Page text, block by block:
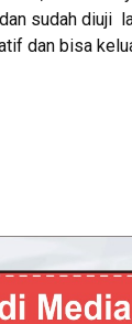
sudah diuji
dan bisa